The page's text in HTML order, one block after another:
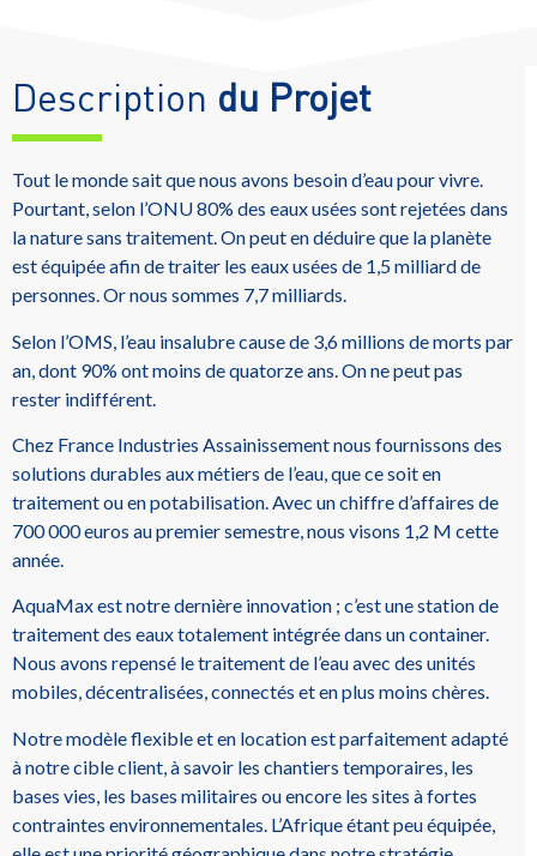
Description du Projet
Tout le monde sait que nous avons besoin d’eau pour vivre.
Pourtant, selon l’ONU 80% des eaux usées sont rejetées dans
la nature sans traitement. On peut en déduire que la planète
est équipée afin de traiter les eaux usées de 1,5 milliard de
personnes. Or nous sommes 7,7 milliards.
Selon l’OMS, l’eau insalubre cause de 3,6 millions de morts par
an, dont 90% ont moins de quatorze ans. On ne peut pas
rester indifférent.
Chez France Industries Assainissement nous fournissons des
solutions durables aux métiers de l’eau, que ce soit en
traitement ou en potabilisation. Avec un chiffre d’affaires de
700 000 euros au premier semestre, nous visons 1,2 M cette
année.
AquaMax est notre dernière innovation ; c’est une station de
traitement des eaux totalement intégrée dans un container.
Nous avons repensé le traitement de l’eau avec des unités
mobiles, décentralisées, connectés et en plus moins chères.
Notre modèle flexible et en location est parfaitement adapté
à notre cible client, à savoir les chantiers temporaires, les
bases vies, les bases militaires ou encore les sites à fortes
contraintes environnementales. L’Afrique étant peu équipée,